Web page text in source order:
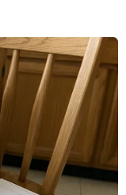
tại công
(Mỹ),
chấp nhận
khởi đầu
Nhờ đó,
ngại.